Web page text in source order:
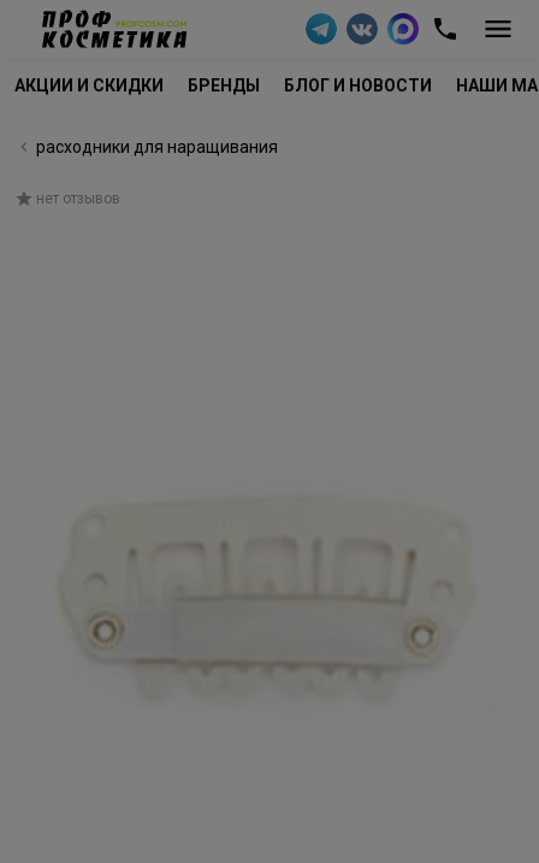
АКЦИИ И СКИДКИ БРЕНДЫ БЛОГ И НОВОСТИ НАШИ
расходники для наращивания
нет отзывов